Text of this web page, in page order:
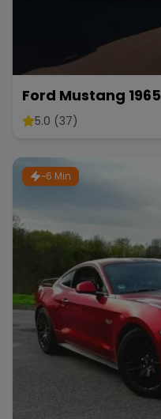
Ford Mustang 1965
5.0 (37)
~6 Min